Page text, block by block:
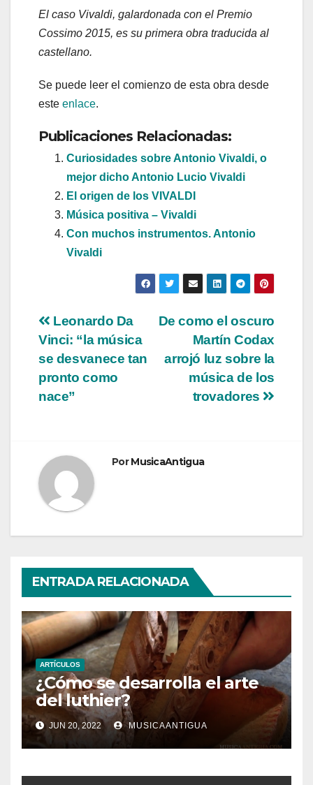
El caso Vivaldi, galardonada con el Premio
Cossimo 2015, es su primera obra traducida al
castellano.
Se puede leer el comienzo de esta obra desde
este enlace.
Publicaciones Relacionadas:
Curiosidades sobre Antonio Vivaldi, o
mejor dicho Antonio Lucio Vivaldi
El origen de los VIVALDI
Música positiva – Vivaldi
Con muchos instrumentos. Antonio
Vivaldi
Navegación
de
entradas
De como el oscuro
Martín Codax
arrojó luz sobre la
música de los
trovadores
Leonardo Da
Vinci: “la música
se desvanece tan
pronto como
nace”
PorMusicaAntigua
ENTRADA RELACIONADA
ARTÍCULOS
¿Cómo se desarrolla el arte
del luthier?
JUN 20, 2022 MUSICAANTIGUA